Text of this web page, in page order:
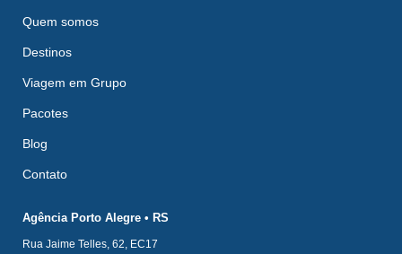
Quem somos
Destinos
Viagem em Grupo
Pacotes
Blog
Contato
Agência Porto Alegre • RS
Rua Jaime Telles, 62, EC17